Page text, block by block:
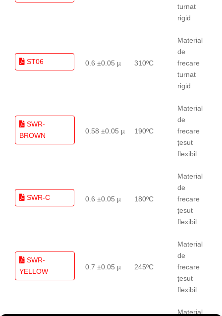
turnat
rigid
ST06 0.6 ±0.05 µ 310ºC
Material
de
frecare
turnat
rigid
SWR-
BROWN
0.58 ±0.05 µ 190ºC
Material
de
frecare
țesut
flexibil
SWR-C 0.6 ±0.05 µ 180ºC
Material
de
frecare
țesut
flexibil
SWR-
YELLOW
0.7 ±0.05 µ 245ºC
Material
de
frecare
țesut
flexibil
Material